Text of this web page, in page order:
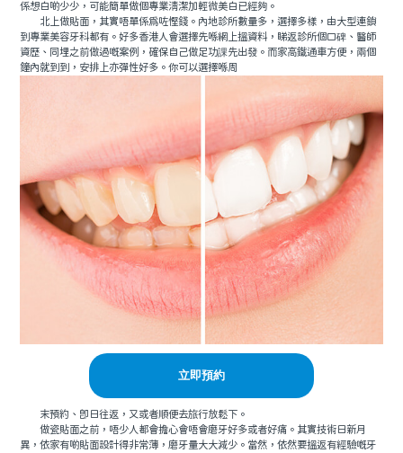
係想白啲少少，可能簡單做個專業清潔加輕微美白已經夠。
北上做貼面，其實唔單係為咗慳錢。內地診所數量多，選擇多樣，由大型連鎖
到專業美容牙科都有。好多香港人會選擇先喺網上搵資料，睇返診所個口碑、醫師
資歷、同埋之前做過嘅案例，確保自己做足功課先出發。而家高鐵通車方便，兩個
鐘內就到到，安排上亦彈性好多。你可以選擇喺周
立即預約
末預約、即日往返，又或者順便去旅行放鬆下。
做瓷貼面之前，唔少人都會擔心會唔會磨牙好多或者好痛。其實技術日新月
異，依家有啲貼面設計得非常薄，磨牙量大大減少。當然，依然要搵返有經驗嘅牙